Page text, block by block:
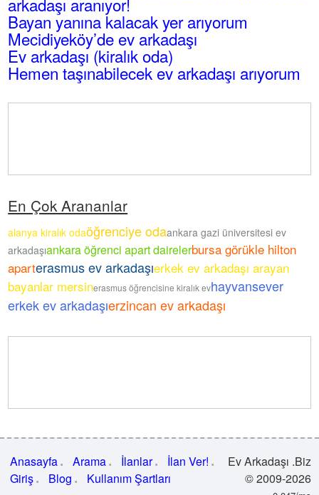
Bayan yanına kalacak yer arıyorum
Mecidiyeköy’de ev arkadaşı
Ev arkadaşı (kiralık oda)
Hemen taşınabilecek ev arkadaşı arıyorum
En Çok Arananlar
alanya kiralık odaöğrenciye odaankara gazi üniversitesi ev
arkadaşıankara öğrenci apart dairelerbursa görükle hilton
aparterasmus ev arkadaşıerkek ev arkadaşı arayan
bayanlar mersinerasmus öğrencisine kiralık evhayvansever
erkek ev arkadaşıerzincan ev arkadaşı
Anasayfa Arama İlanlar
İlan Ver!
Giriş
Blog Kullanım Şartları
Ev Arkadaşı .Biz
© 2009-2026